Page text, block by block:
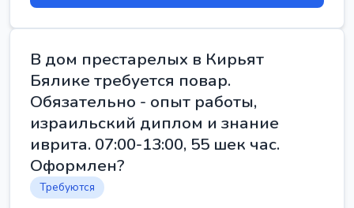
В дом престарелых в Кирьят
Бялике требуется повар.
Обязательно - опыт работы,
израильский диплом и знание
иврита. 07:00-13:00, 55 шек час.
Оформлен?
Требуются